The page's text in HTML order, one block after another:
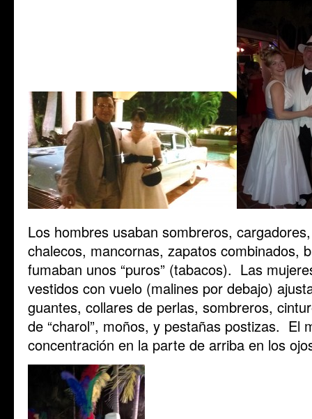
Los hombres usaban sombreros,
chalecos, mancornas, zapatos combinados,
fumaban unos “puros” (tabacos). Las
vestidos con vuelo (malines por debajo)
guantes, collares de perlas, sombreros,
de “charol”, moños, y pestañas postizas. El
concentración en la parte de arriba en los